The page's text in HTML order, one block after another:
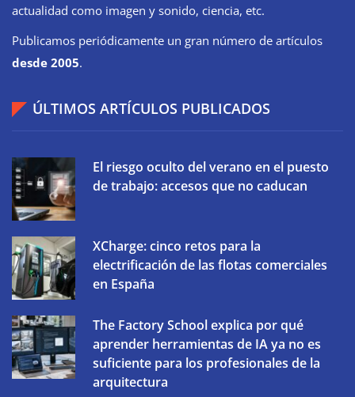
actualidad como imagen y sonido, ciencia, etc.
Publicamos periódicamente un gran número de artículos
desde 2005.
ÚLTIMOS ARTÍCULOS PUBLICADOS
El riesgo oculto del verano en el puesto
de trabajo: accesos que no caducan
XCharge: cinco retos para la
electrificación de las flotas comerciales
en España
The Factory School explica por qué
aprender herramientas de IA ya no es
suficiente para los profesionales de la
arquitectura